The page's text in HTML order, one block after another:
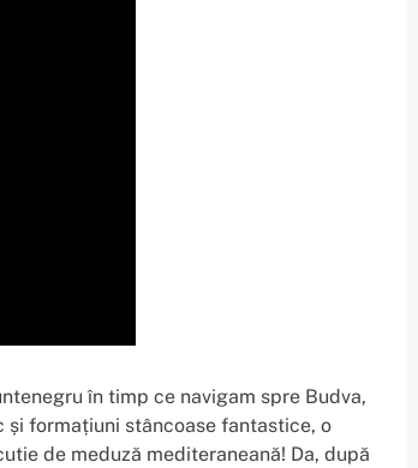
în timp ce navigam spre Budva,
și formațiuni stâncoase fantastice, o
de meduză mediteraneană! Da, după